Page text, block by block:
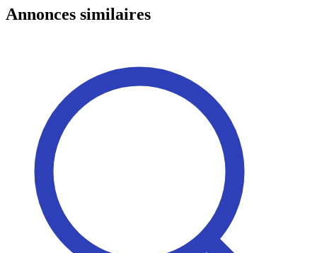
Annonces similaires